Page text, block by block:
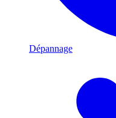
Dépannage